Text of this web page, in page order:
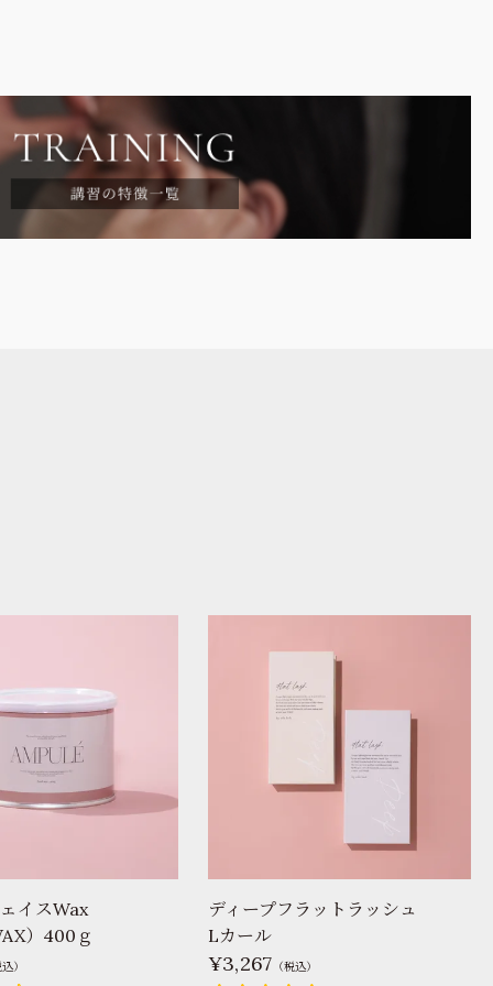
イスWax
）400ｇ
込）
ディープフラットラッシュ
Lカール
3,267 （税込）